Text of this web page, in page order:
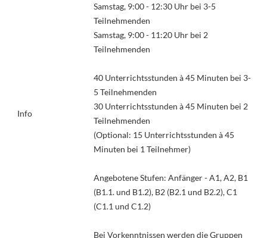
Info
Samstag, 9:00 - 12:30 Uhr bei 3-5
Teilnehmenden
Samstag, 9:00 - 11:20 Uhr bei 2
Teilnehmenden
40 Unterrichtsstunden à 45 Minuten bei 3-
5 Teilnehmenden
30 Unterrichtsstunden à 45 Minuten bei 2
Teilnehmenden
(Optional: 15 Unterrichtsstunden à 45
Minuten bei 1 Teilnehmer)
Angebotene Stufen: Anfänger - A1, A2, B1
(B1.1. und B1.2), B2 (B2.1 und B2.2), C1
(C1.1 und C1.2)
Bei Vorkenntnissen werden die Gruppen